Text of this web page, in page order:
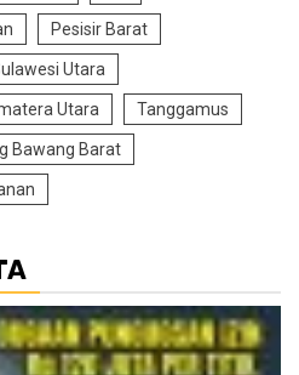
Pesisir Barat
Utara
Utara Tanggamus
Bawang Barat